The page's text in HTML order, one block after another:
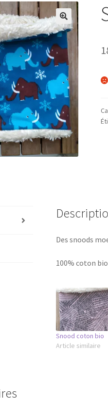
Des snoods
100% coton bio
Snood coton bio
Article similaire